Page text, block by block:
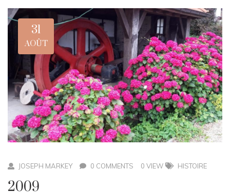
31
AOÛT
JOSEPH MARKEY 0 COMMENTS 0 VIEW HISTOIRE
2009